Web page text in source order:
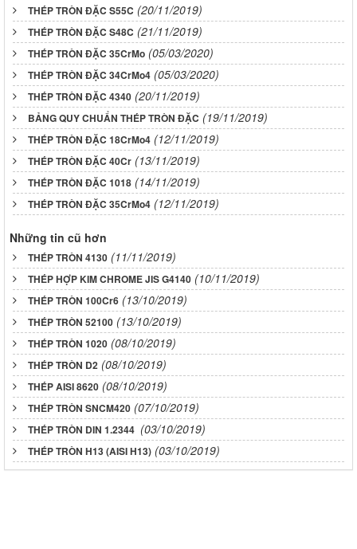
THÉP TRÒN ĐẶC S55C (20/11/2019)
THÉP TRÒN ĐẶC S48C (21/11/2019)
THÉP TRÒN ĐẶC 35CrMo (05/03/2020)
THÉP TRÒN ĐẶC 34CrMo4 (05/03/2020)
THÉP TRÒN ĐẶC 4340 (20/11/2019)
BẢNG QUY CHUẨN THÉP TRÒN ĐẶC (19/11/2019)
THÉP TRÒN ĐẶC 18CrMo4 (12/11/2019)
THÉP TRÒN ĐẶC 40Cr (13/11/2019)
THÉP TRÒN ĐẶC 1018 (14/11/2019)
THÉP TRÒN ĐẶC 35CrMo4 (12/11/2019)
Những tin cũ hơn
THÉP TRÒN 4130 (11/11/2019)
THÉP HỢP KIM CHROME JIS G4140 (10/11/2019)
THÉP TRÒN 100Cr6 (13/10/2019)
THÉP TRÒN 52100 (13/10/2019)
THÉP TRÒN 1020 (08/10/2019)
THÉP TRÒN D2 (08/10/2019)
THÉP AISI 8620 (08/10/2019)
THÉP TRÒN SNCM420 (07/10/2019)
THÉP TRÒN DIN 1.2344 (03/10/2019)
THÉP TRÒN H13 (AISI H13) (03/10/2019)